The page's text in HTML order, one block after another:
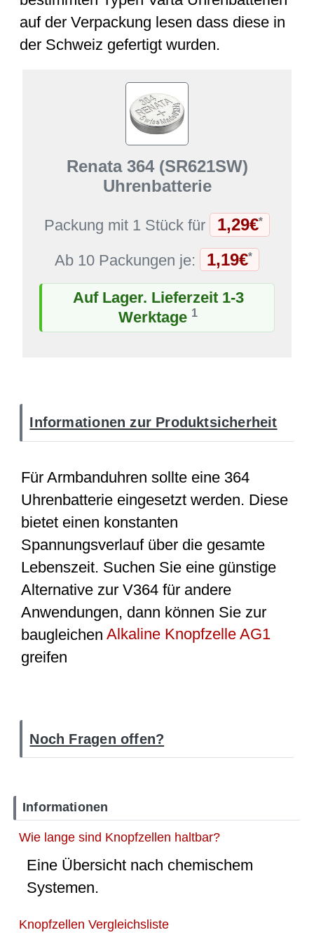
auf der Verpackung lesen dass diese in
der Schweiz gefertigt wurden.
Renata 364 (SR621SW)
Uhrenbatterie
Packung mit 1 Stück für 1,29€*
Ab 10 Packungen je: 1,19€*
Auf Lager. Lieferzeit 1-3
Werktage 1
Informationen zur Produktsicherheit
Für Armbanduhren sollte eine 364
Uhrenbatterie eingesetzt werden. Diese
bietet einen konstanten
Spannungsverlauf über die gesamte
Lebenszeit. Suchen Sie eine günstige
Alternative zur V364 für andere
Anwendungen, dann können Sie zur
baugleichenAlkaline Knopfzelle AG1
greifen
Noch Fragen offen?
Informationen
Wie lange sind Knopfzellen haltbar?
Eine Übersicht nach chemischem
Systemen.
Knopfzellen Vergleichsliste